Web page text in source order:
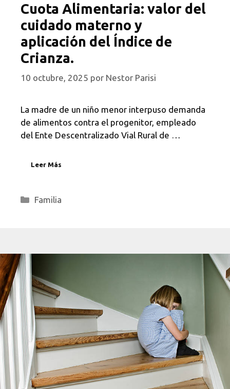
Cuota Alimentaria: valor del
cuidado materno y
aplicación del Índice de
Crianza.
10 octubre, 2025 por Nestor Parisi
La madre de un niño menor interpuso demanda
de alimentos contra el progenitor, empleado
del Ente Descentralizado Vial Rural de …
Leer Más
Categorías
Familia